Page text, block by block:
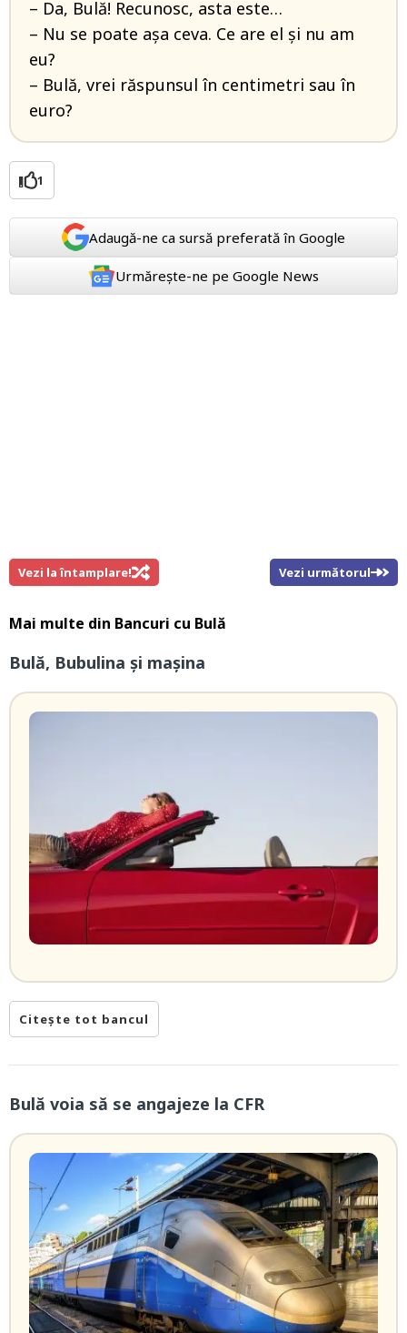
– Da, Bulă! Recunosc, asta este…
– Nu se poate așa ceva. Ce are el și nu am
eu?
– Bulă, vrei răspunsul în centimetri sau în
euro?
1
Adaugă-ne ca sursă preferată în Google
Urmărește-ne pe Google News
Vezi la întamplare! Vezi următorul
Mai multe din Bancuri cu Bulă
Bulă, Bubulina și mașina
Citește tot bancul
Bulă voia să se angajeze la CFR